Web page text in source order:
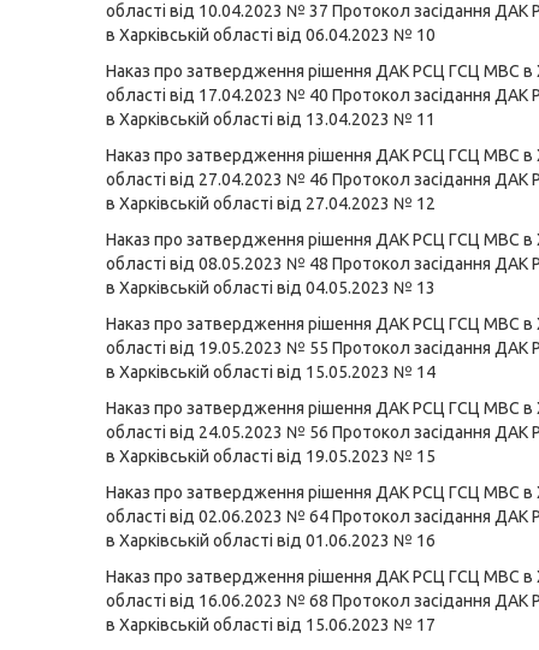
області від 10.04.2023 № 37 Протокол засідання
в Харківській області від 06.04.2023 № 10
Наказ про затвердження рішення ДАК РСЦ ГСЦ МВС в
області від 17.04.2023 № 40 Протокол засідання
в Харківській області від 13.04.2023 № 11
Наказ про затвердження рішення ДАК РСЦ ГСЦ МВС в
області від 27.04.2023 № 46 Протокол засідання
в Харківській області від 27.04.2023 № 12
Наказ про затвердження рішення ДАК РСЦ ГСЦ МВС в
області від 08.05.2023 № 48 Протокол засідання
в Харківській області від 04.05.2023 № 13
Наказ про затвердження рішення ДАК РСЦ ГСЦ МВС в
області від 19.05.2023 № 55 Протокол засідання
в Харківській області від 15.05.2023 № 14
Наказ про затвердження рішення ДАК РСЦ ГСЦ МВС в
області від 24.05.2023 № 56 Протокол засідання
в Харківській області від 19.05.2023 № 15
Наказ про затвердження рішення ДАК РСЦ ГСЦ МВС в
області від 02.06.2023 № 64Протокол засідання
в Харківській області від 01.06.2023 № 16
Наказ про затвердження рішення ДАК РСЦ ГСЦ МВС в
області від 16.06.2023 № 68 Протокол засідання
в Харківській області від 15.06.2023 № 17